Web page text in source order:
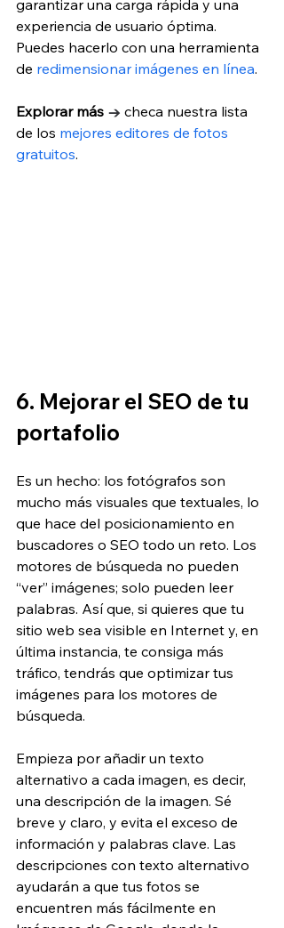
garantizar una carga rápida y una
experiencia de usuario óptima.
Puedes hacerlo con una herramienta
de redimensionar imágenes en línea.
Explorar más → checa nuestra lista
de los mejores editores de fotos
gratuitos.
6. Mejorar el SEO de tu
portafolio
Es un hecho: los fotógrafos son
mucho más visuales que textuales, lo
que hace del posicionamiento en
buscadores o SEO todo un reto. Los
motores de búsqueda no pueden
“ver” imágenes; solo pueden leer
palabras. Así que, si quieres que tu
sitio web sea visible en Internet y, en
última instancia, te consiga más
tráfico, tendrás que optimizar tus
imágenes para los motores de
búsqueda.
Empieza por añadir un texto
alternativo a cada imagen, es decir,
una descripción de la imagen. Sé
breve y claro, y evita el exceso de
información y palabras clave. Las
descripciones con texto alternativo
ayudarán a que tus fotos se
encuentren más fácilmente en